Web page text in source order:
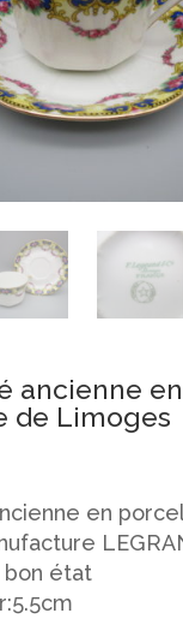
ancienne en
de Limoges
en
bon état